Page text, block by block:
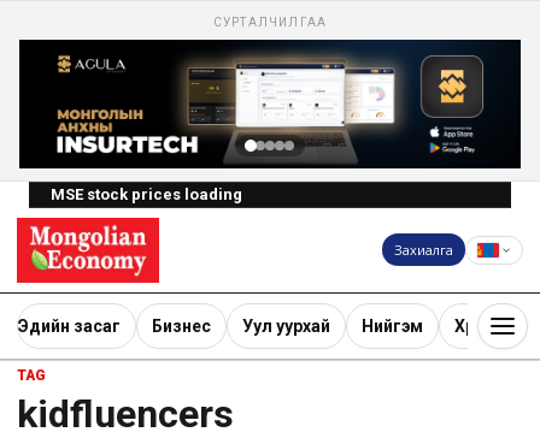
СУРТАЛЧИЛГАА
MSE stock prices loading
Захиалга
Эдийн засаг Бизнес Уул уурхай Нийгэм Хөрөнгө
TAG
kidfluencers